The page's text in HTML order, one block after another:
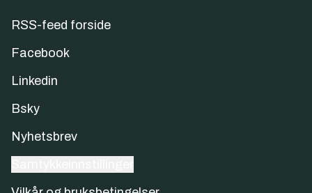
RSS-feed forside
Facebook
Linkedin
Bsky
Nyhetsbrev